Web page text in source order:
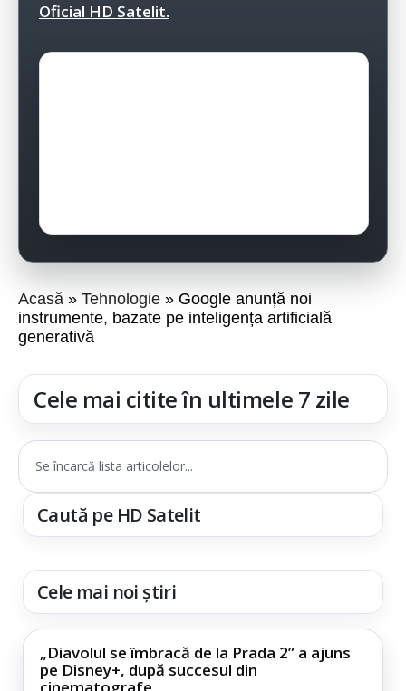
Oficial HD Satelit.
Acasă Tehnologie
Google anunță noi
instrumente, bazate pe inteligența artificială
generativă
Cele mai citite în ultimele 7 zile
Se încarcă lista articolelor...
Caută pe HD Satelit
Cele mai noi știri
„Diavolul se îmbracă de la Prada 2” a ajuns
pe Disney+, după succesul din